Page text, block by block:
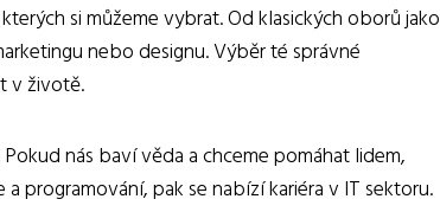
si můžeme vybrat. Od klasických oborů jako
nebo designu. Výběr té správné
v životě.
nás baví věda a chceme pomáhat lidem,
programování, pak se nabízí kariéra v IT sektoru.